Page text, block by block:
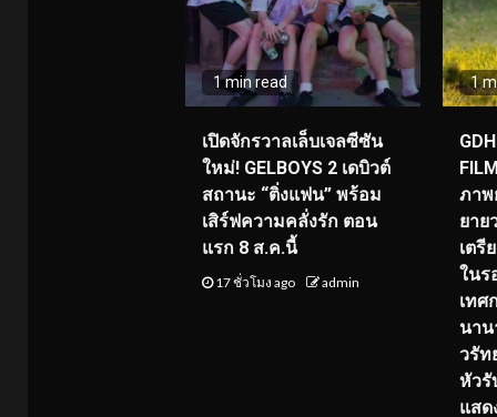
1 min read
เปิดจักรวาลเล็บเจลซีซัน
ใหม่! GELBOYS 2 เดบิวต์
สถานะ “ติ่งแฟน” พร้อม
เสิร์ฟความคลั่งรัก ตอน
แรก 8 ส.ค.นี้
17 ชั่วโมง ago admin
1
ภาพ
ยาย
เตรี
ใน
เทศ
นาน
วรัท
หัว
แสด